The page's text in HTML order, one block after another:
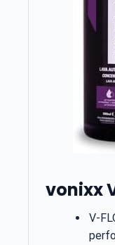
vonixx
V-